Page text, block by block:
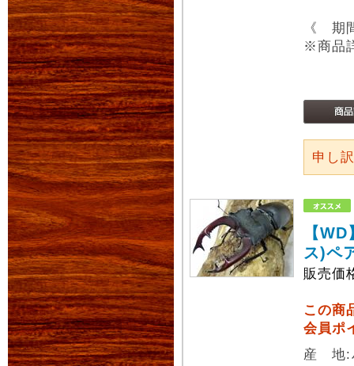
《 期
※商品
申し
【
ス)ペ
販売価
この商
会員ポ
産 地: